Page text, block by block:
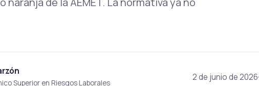
Superior en Riesgos Laborales
2 de junio de 2026